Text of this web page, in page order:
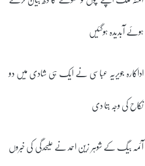
ہوئے آبدیدہ ہوگئیں
اداکارہ جویریہ عباسی نے ایک ہی شادی میں دو
نکاح کی وجہ بتا دی
آئمہ بیگ کے شوہر زین احمد نے علیحدگی کی خبروں